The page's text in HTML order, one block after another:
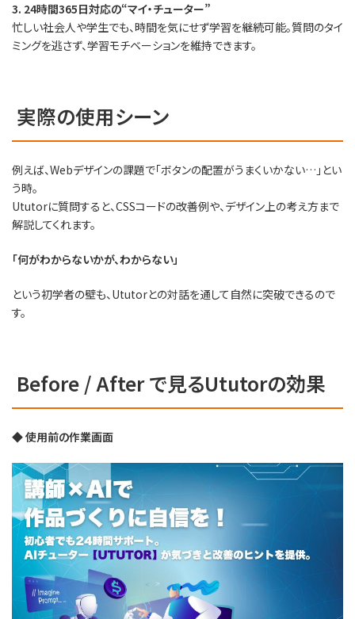
3. 24時間365日対応の“マイ・チューター”
忙しい社会人や学生でも、時間を気にせず学習を継続可能。質問のタイ
ミングを逃さず、学習モチベーションを維持できます。
実際の使用シーン
例えば、Webデザインの課題で「ボタンの配置がうまくいかない…」とい
う時。
Ututorに質問すると、CSSコードの改善例や、デザイン上の考え方まで
解説してくれます。
「何がわからないかが、わからない」
という初学者の壁も、Ututorとの対話を通して自然に突破できるので
す。
Before / After で見るUtutorの効果
◆ 使用前の作業画面